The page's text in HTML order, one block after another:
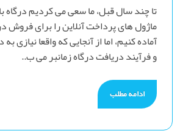
تا چند سال قبل، ما سعی می کردیم درگاه
ماژول های پرداخت آنلاین را برای فروش
آماده کنیم، اما از آنجایی که واقعا نیازی
و فرآیند دریافت درگاه زمانبر می ب..
ادامه مطلب